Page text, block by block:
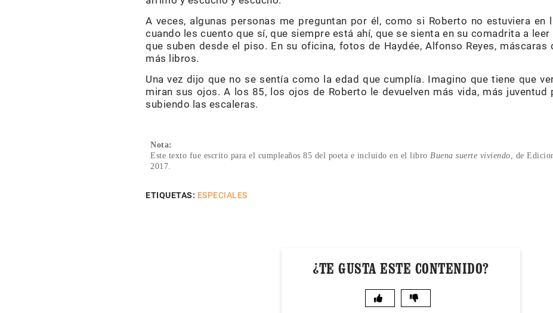
A veces, algunas personas me preguntan por él, como si Roberto no estuviera en
cuando les cuento que sí, que siempre está ahí, que se sienta en su comadrita a
que suben desde el piso. En su oficina, fotos de Haydée, Alfonso Reyes, máscaras
más libros.
Una vez dijo que no se sentía como la edad que cumplía. Imagino que tiene que
miran sus ojos. A los 85, los ojos de Roberto le devuelven más vida, más juventud
subiendo las escaleras.
Nota:
Este texto fue escrito para el cumpleaños 85 del poeta e incluido en el libro Buena suerte viviendo, de
2017.
ETIQUETAS: ESPECIALES
¿TE GUSTA ESTE CONTENIDO?